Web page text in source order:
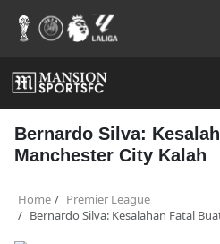
Bernardo Silva:
Manchester City Kalah
Home
Premier League
Bernardo Silva: Kesalahan Fatal